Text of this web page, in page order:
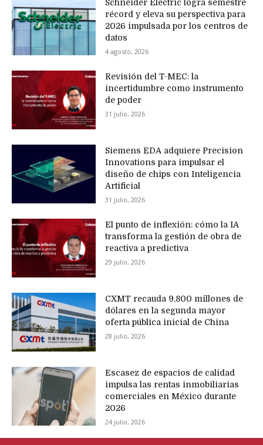
Schneider Electric logra semestre
récord y eleva su perspectiva para
2026 impulsada por los centros de
datos
4 agosto, 2026
Revisión del T-MEC: la
incertidumbre como instrumento
de poder
31 julio, 2026
Siemens EDA adquiere Precision
Innovations para impulsar el
diseño de chips con Inteligencia
Artificial
31 julio, 2026
El punto de inflexión: cómo la IA
transforma la gestión de obra de
reactiva a predictiva
29 julio, 2026
CXMT recauda 9,800 millones de
dólares en la segunda mayor
oferta pública inicial de China
28 julio, 2026
Escasez de espacios de calidad
impulsa las rentas inmobiliarias
comerciales en México durante
2026
24 julio, 2026